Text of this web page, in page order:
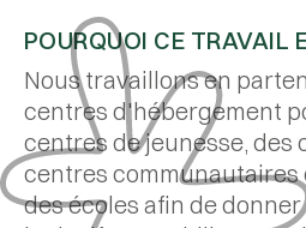
bibliothécaire Lilipad
du Maroc, sur la
création d'espaces
sécurisés pour les
filles à Casablanca.
En savoir plus
sur l'impact de
notre travail
POURQUOI CE TRAVAIL
Nous travaillons en
centres d'hébergement
centres de jeunesse, des
centres communautaires
des écoles afin de